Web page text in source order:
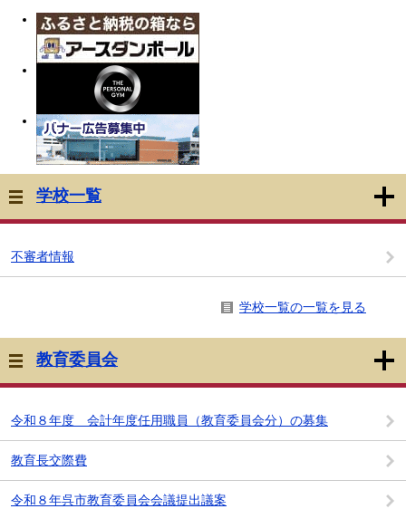
学校一覧
不審者情報
学校一覧の一覧を見る
教育委員会
令和８年度 会計年度任用職員（教育委員会分）の募集
教育長交際費
令和８年呉市教育委員会会議提出議案